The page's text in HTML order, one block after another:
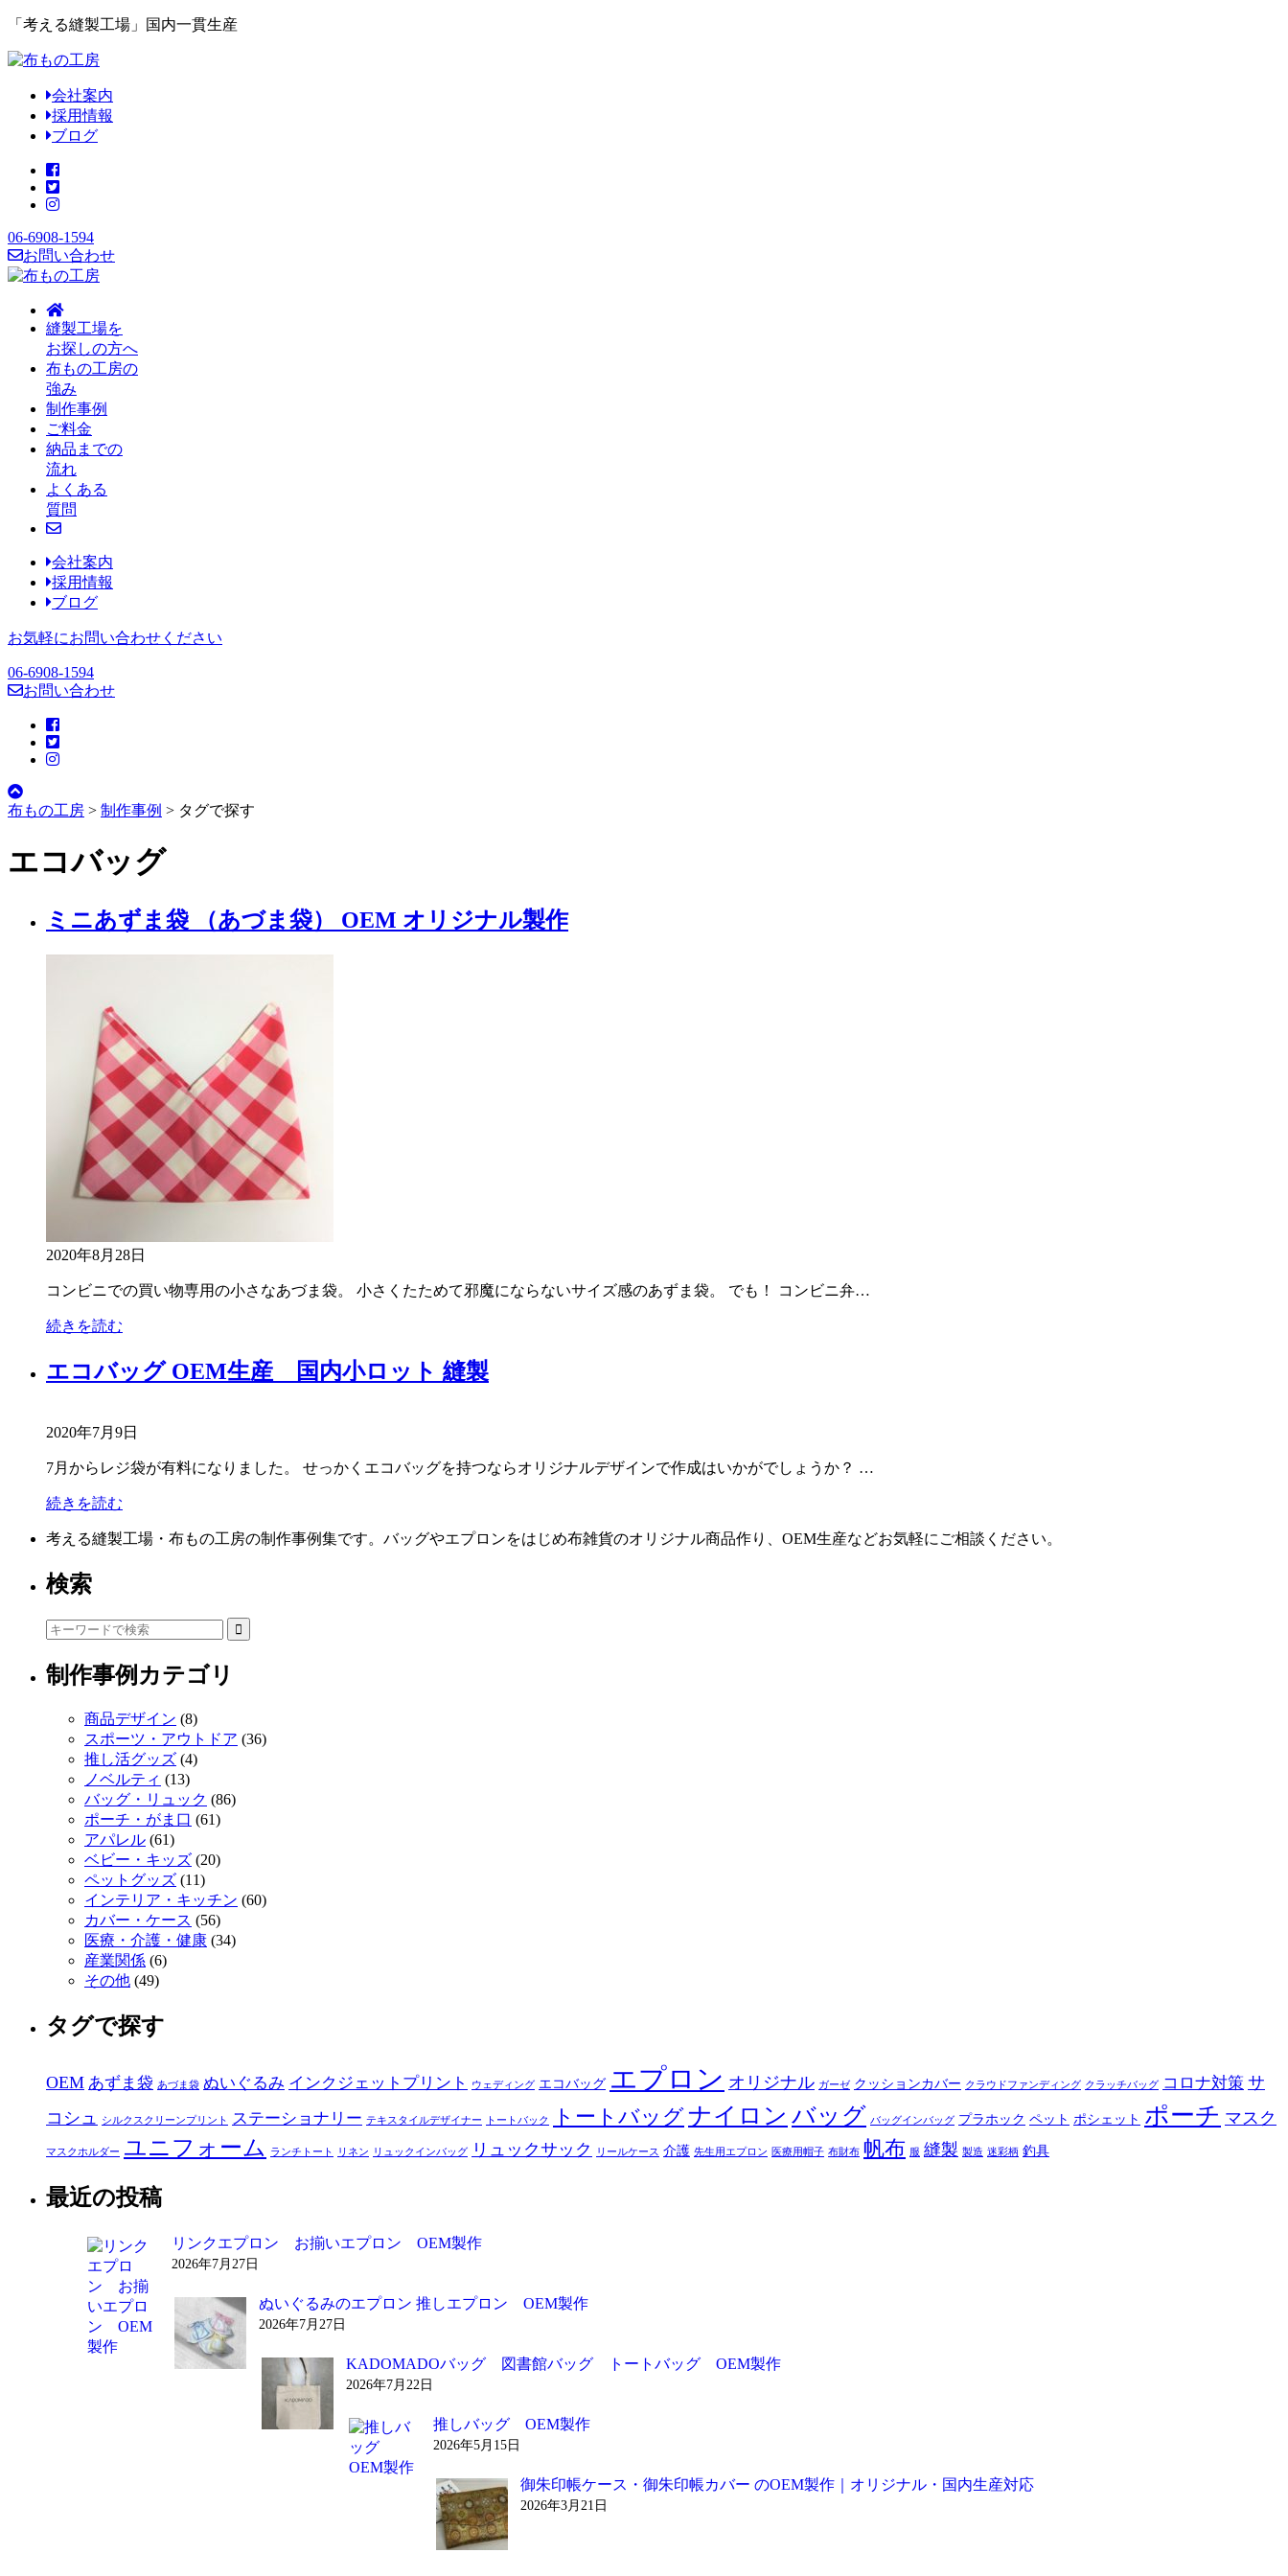
「考える縫製工場」国内一貫生産
会社案内
採用情報
ブログ
06-6908-1594
お問い合わせ
縫製工場を
お探しの方へ
布もの工房の
強み
制作事例
ご料金
納品までの
流れ
よくある
質問
会社案内
採用情報
ブログ
お気軽にお問い合わせください
06-6908-1594
お問い合わせ
布もの工房 > 制作事例 > タグで探す
エコバッグ
ミニあずま袋 （あづま袋） OEM オリジナル製作
2020年8月28日
コンビニでの買い物専用の小さなあづま袋。 小さくたためて邪魔にならないサイズ感のあずま袋。 でも！ コンビニ弁…
続きを読む
エコバッグ OEM生産 国内小ロット 縫製
2020年7月9日
7月からレジ袋が有料になりました。 せっかくエコバッグを持つならオリジナルデザインで作成はいかがでしょうか？ …
続きを読む
考える縫製工場・布もの工房の制作事例集です。バッグやエプロンをはじめ布雑貨のオリジナル商品作り、OEM生産などお気軽にご相談ください。
検索
制作事例カテゴリ
商品デザイン (8)
スポーツ・アウトドア (36)
推し活グッズ (4)
ノベルティ (13)
バッグ・リュック (86)
ポーチ・がま口 (61)
アパレル (61)
ベビー・キッズ (20)
ペットグッズ (11)
インテリア・キッチン (60)
カバー・ケース (56)
医療・介護・健康 (34)
産業関係 (6)
その他 (49)
タグで探す
OEM あずま袋 あづま袋 ぬいぐるみ インクジェットプリント ウェディング エコバッグ エプロン オリジナル ガーゼ クッションカバー クラウドファンディング クラッチバッグ コロナ対策 サ
コシュ
シルクスクリーンプリント ステーショナリー テキスタイルデザイナー トートバック トートバッグナイロン バッグ バッグインバッグ プラホック ペット ポシェット ポーチ マスク
マスクホルダー ユニフォーム ランチトート リネン リュックインバッグ リュックサック リールケース 介護 先生用エプロン 医療用帽子 布財布 帆布 服 縫製 製造 迷彩柄 釣具
最近の投稿
リンクエプロン お揃いエプロン OEM製作
2026年7月27日
ぬいぐるみのエプロン 推しエプロン OEM製作
2026年7月27日
KADOMADOバッグ 図書館バッグ トートバッグ OEM製作
2026年7月22日
推しバッグ OEM製作
2026年5月15日
御朱印帳ケース・御朱印帳カバー のOEM製作｜オリジナル・国内生産対応
2026年3月21日